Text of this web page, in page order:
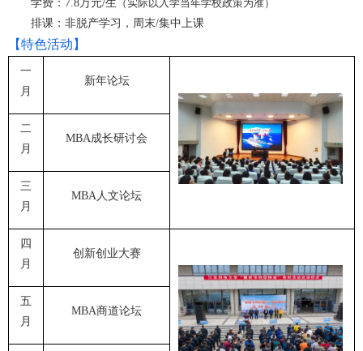
学费： 7.8万元/生 （实际以入学当年学校政策为准）
排课：非脱产学习，周末/集中上课
【特色活动】
一
月
新年论坛
二
月
MBA成长研讨会
三
月
MBA 人文论坛
四
月
创新创业大赛
五
月
MBA商道论坛